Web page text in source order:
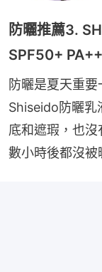
防曬推薦3.
SPF50+
防曬是夏天重
Shiseido防曬乳
底和遮瑕，也
數小時後都沒被